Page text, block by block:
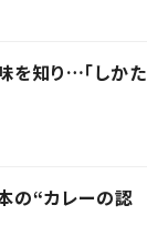
を知り…「しかた
の“カレーの認